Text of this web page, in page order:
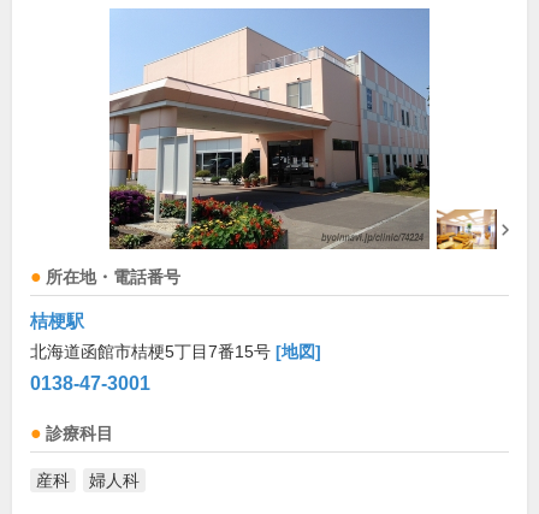
所在地・電話番号
桔梗駅
北海道函館市桔梗5丁目7番15号 [地図]
0138-47-3001
診療科目
産科 婦人科